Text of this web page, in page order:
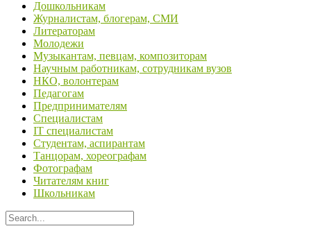
Дошкольникам
Журналистам, блогерам, СМИ
Литераторам
Молодежи
Музыкантам, певцам, композиторам
Научным работникам, сотрудникам вузов
НКО, волонтерам
Педагогам
Предпринимателям
Специалистам
IT специалистам
Студентам, аспирантам
Танцорам, хореографам
Фотографам
Читателям книг
Школьникам